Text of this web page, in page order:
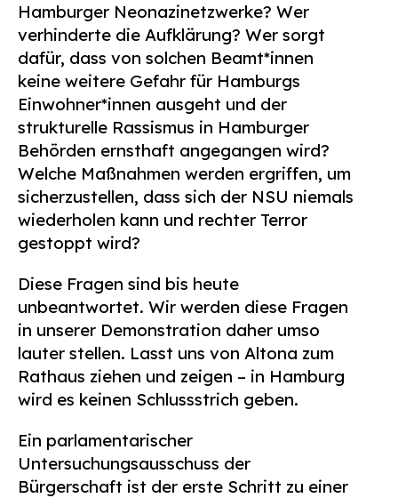
Hamburger Neonazinetzwerke? Wer
verhinderte die Aufklärung? Wer sorgt
dafür, dass von solchen Beamt*innen
keine weitere Gefahr für Hamburgs
Einwohner*innen ausgeht und der
strukturelle Rassismus in Hamburger
Behörden ernsthaft angegangen wird?
Welche Maßnahmen werden ergriffen, um
sicherzustellen, dass sich der NSU niemals
wiederholen kann und rechter Terror
gestoppt wird?
Diese Fragen sind bis heute
unbeantwortet. Wir werden diese Fragen
in unserer Demonstration daher umso
lauter stellen. Lasst uns von Altona zum
Rathaus ziehen und zeigen – in Hamburg
wird es keinen Schlussstrich geben.
Ein parlamentarischer
Untersuchungsausschuss der
Bürgerschaft ist der erste Schritt zu einer